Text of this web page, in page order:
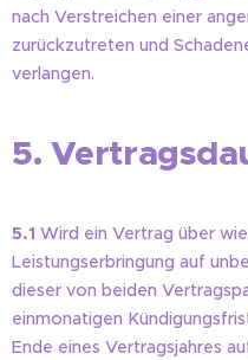
nach Verstreichen einer
zurückzutreten und
verlangen.
5.
5.1 Wird ein Vertrag über
Leistungserbringung auf
dieser von beiden
einmonatigen
Ende eines Vertragsjahres